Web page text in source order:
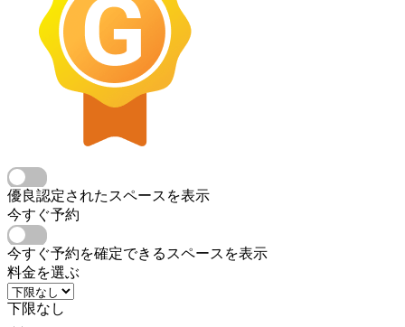
優良認定されたスペースを表示
今すぐ予約
今すぐ予約を確定できるスペースを表示
料金を選ぶ
下限なし